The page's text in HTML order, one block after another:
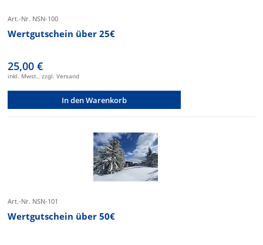
Art.-Nr. NSN-100
Wertgutschein über 25€
25,00 €
inkl. Mwst., zzgl. Versand
In den Warenkorb
Art.-Nr. NSN-101
Wertgutschein über 50€